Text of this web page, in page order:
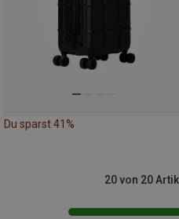
Du sparst 41%
20 von 20